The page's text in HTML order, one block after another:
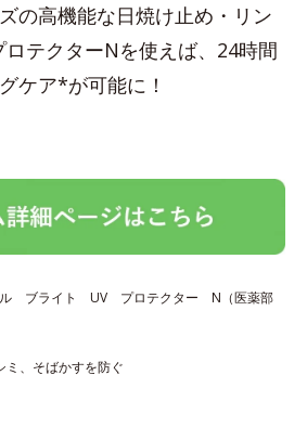
の高機能な日焼け止め・リン
テクターNを使えば、24時間
ケア*が可能に！
ル ブライト UV プロテクター N（医薬部
、そばかすを防ぐ